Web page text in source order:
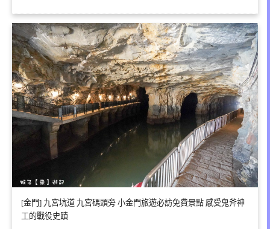
[金門] 九宮坑道 九宮碼頭旁 小金門旅遊必訪免費景點 感受鬼斧神
工的戰役史蹟